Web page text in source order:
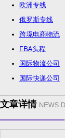
欧洲专线
俄罗斯专线
跨境电商物流
FBA头程
国际物流公司
国际快递公司
文章详情 NEWS